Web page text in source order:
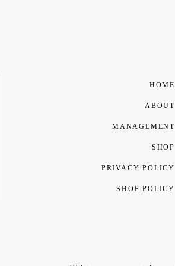
HOME
ABOUT
MANAGEMENT
SHOP
PRIVACY POLICY
SHOP POLICY